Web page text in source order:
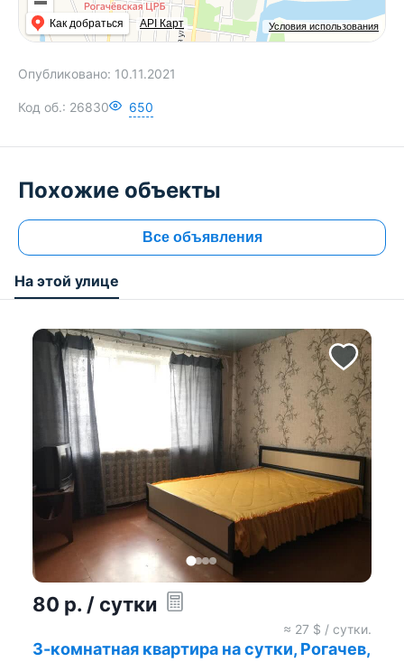
Условия использования
Как добраться API Карт
Опубликовано: 10.11.2021
Код об.: 26830 650
Похожие объекты
Все объявления
На этой улице
80 р. / сутки
≈ 27 $ / сутки.
3-комнатная квартира на сутки, Рогачев,